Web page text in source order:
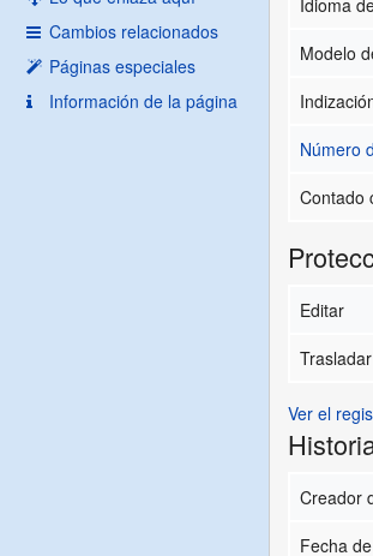
Cambios relacionados
Páginas especiales
Información de la página
Idioma
Modelo
Número
Contado
Editar
Trasladar
Ver el
Creador
Fecha